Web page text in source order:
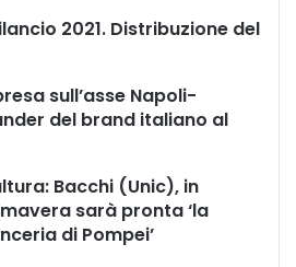
2021. Distribuzione del
sull’asse Napoli-
del brand italiano al
Bacchi (Unic), in
sarà pronta ‘la
di Pompei’